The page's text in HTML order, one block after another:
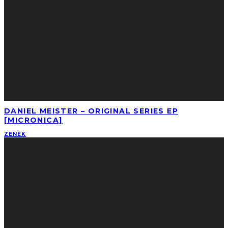
DANIEL MEISTER – ORIGINAL SERIES EP
[MICRONICA]
ZENÉK